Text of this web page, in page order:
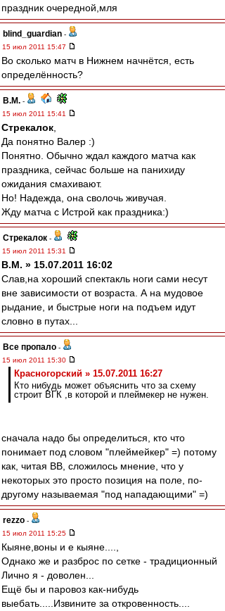
праздник очередной,мля
blind_guardian -
15 июл 2011 15:47
Во сколько матч в Нижнем начнётся, есть
определённость?
В.М. -
15 июл 2011 15:41
Стрекалок
Да понятно Валер :)
Понятно. Обычно ждал каждого матча как
праздника, сейчас больше на панихиду
ожидания смахивают.
Но! Надежда, она сволочь живучая.
Жду матча с Истрой как праздника:)
Стрекалок -
15 июл 2011 15:31
В.М. » 15.07.2011 16:02
Слав,на хороший спектакль ноги сами несут
вне зависимости от возраста. А на мудовое
рыдание, и быстрые ноги на подъем идут
словно в путах...
Все пропало -
15 июл 2011 15:30
Красногорский » 15.07.2011 16:27
Кто нибудь может объяснить что за схему
строит ВГК ,в которой и плеймекер не нужен.
сначала надо бы определиться, кто что
понимает под словом "плеймейкер" =) потому
как, читая ВВ, сложилось мнение, что у
некоторых это просто позиция на поле, по-
другому называемая "под нападающими" =)
rezzo -
15 июл 2011 15:25
Кыяне,воны и е кыяне....,
Однако же и разброс по сетке - традиционный
Лично я - доволен...
Ещё бы и паровоз как-нибудь
выебать.....Извините за откровенность....